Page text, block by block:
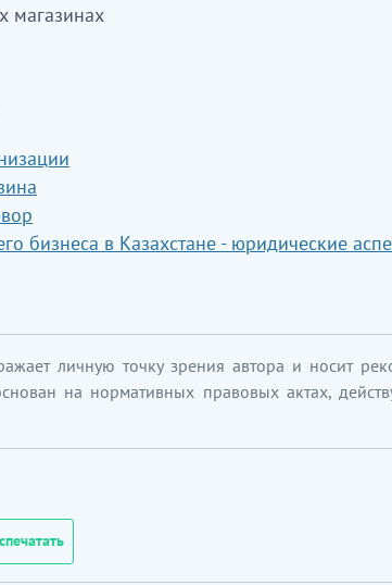
магазинах
бизнеса в Казахстане - юридические
личную точку зрения автора и носит
на нормативных правовых актах,